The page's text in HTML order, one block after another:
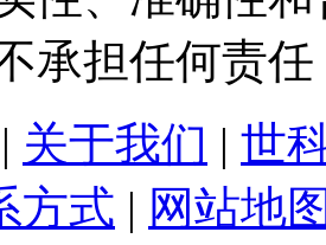
承担任何责任
| 关于我们 | 世
方式 | 网站地